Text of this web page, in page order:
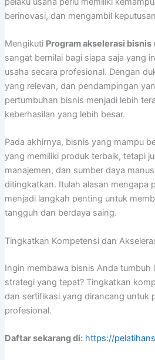
berinovasi, dan mengambil
Mengikuti Program akselerasi bisnis
sangat bernilai bagi siapa saja yang
usaha secara profesional. Dengan
yang relevan, dan pendampingan
pertumbuhan bisnis menjadi lebih
keberhasilan yang lebih besar.
Pada akhirnya, bisnis yang mampu
yang memiliki produk terbaik, tetapi
manajemen, dan sumber daya
ditingkatkan. Itulah alasan mengapa
menjadi langkah penting untuk
tangguh dan berdaya saing.
Tingkatkan Kompetensi dan
Ingin membawa bisnis Anda tumbuh
strategi yang tepat? Tingkatkan
dan sertifikasi yang dirancang untuk
profesional.
Daftar sekarang di: https://